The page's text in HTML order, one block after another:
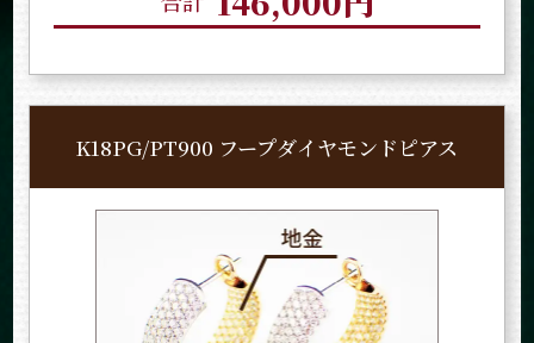
K18PG/PT900 フープダイヤモンドピアス